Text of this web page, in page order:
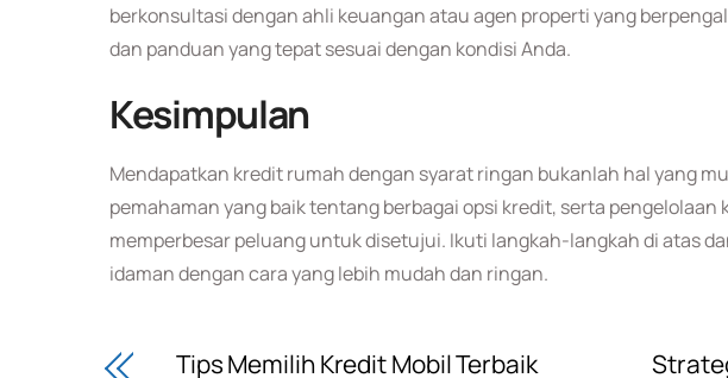
berkonsultasi dengan ahli keuangan atau agen properti yang
dan panduan yang tepat sesuai dengan kondisi Anda.
Kesimpulan
Mendapatkan kredit rumah dengan syarat ringan bukanlah hal yang
pemahaman yang baik tentang berbagai opsi kredit, serta pengelolaan
memperbesar peluang untuk disetujui. Ikuti langkah-langkah di atas
idaman dengan cara yang lebih mudah dan ringan.
Tips Memilih Kredit Mobil Terbaik